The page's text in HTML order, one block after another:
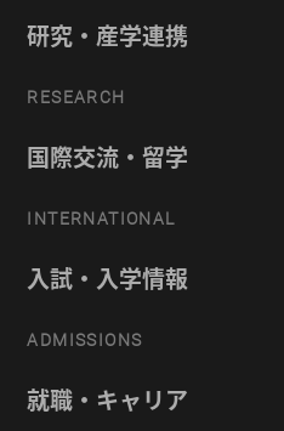
研究・産学連携
RESEARCH
国際交流・留学
INTERNATIONAL
入試・入学情報
ADMISSIONS
就職・キャリア